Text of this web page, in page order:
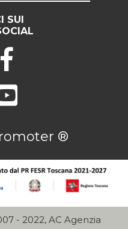
SUI
®
- 2022, AC Agenzia